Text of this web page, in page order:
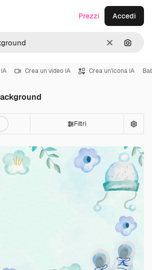
CancellaCerca
Prezzi Accedi
Crea un video IA Crea un'icona IA
Filtri